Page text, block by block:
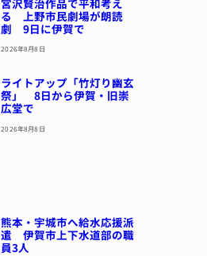
る 上野市民劇場が朗読
劇 9日に伊賀で
2026年8月8日
ライトアップ「竹灯り幽玄
祭」 8日から伊賀・旧崇
広堂で
2026年8月8日
熊本・宇城市へ給水応援派
遣 伊賀市上下水道部の職
員3人